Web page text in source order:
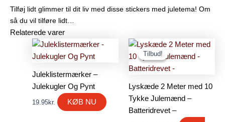
Tilføj lidt glimmer til dit liv med disse stickers med juletema! Om
så du vil tilføre lidt…
Relaterede varer
Juleklistermærker –
Julekugler Og Pynt
19.95kr. KØB NU
Tilbud!
Tilbud!
Lyskæde 2 Meter med 10
Tykke Julemænd –
Batteridrevet –
Den
oprindelige
pris
var:
Den
pris